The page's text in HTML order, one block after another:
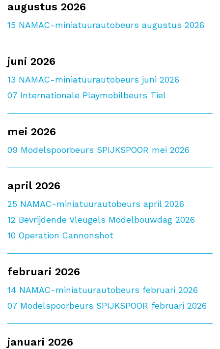
augustus 2026
15 NAMAC-miniatuurautobeurs augustus 2026
juni 2026
13 NAMAC-miniatuurautobeurs juni 2026
07 Internationale Playmobilbeurs Tiel
mei 2026
09 Modelspoorbeurs SPIJKSPOOR mei 2026
april 2026
25 NAMAC-miniatuurautobeurs april 2026
12 Bevrijdende Vleugels Modelbouwdag 2026
10 Operation Cannonshot
februari 2026
14 NAMAC-miniatuurautobeurs februari 2026
07 Modelspoorbeurs SPIJKSPOOR februari 2026
januari 2026